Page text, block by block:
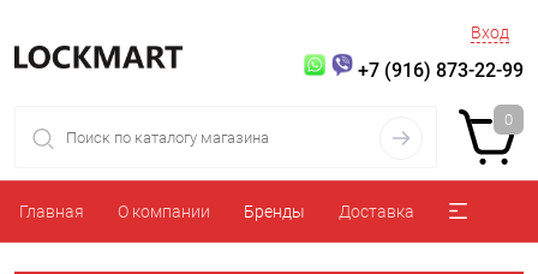
Вход
+7 (916) 873-22-99
0
Главная О компании Бренды Доставка